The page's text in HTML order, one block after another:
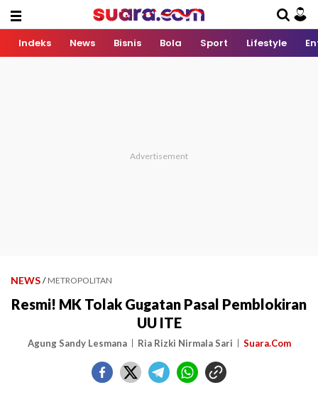
Indeks News Bisnis Bola Sport Lifestyle
NEWS / METROPOLITAN
Resmi! MK Tolak Gugatan Pasal Pemblokiran
UU ITE
Agung Sandy Lesmana Ria Rizki Nirmala Sari Suara.Com